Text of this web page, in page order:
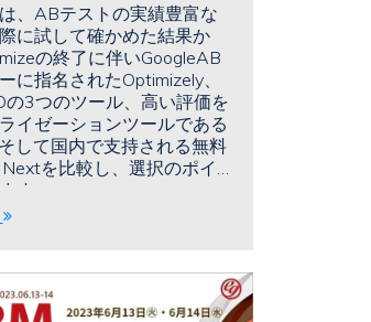
、ABテストの実績豊富な
に試して確かめた結果か
の終了に伴いGoogleAB
に指名されたOptimizely、
3つのツール、高い評価を
イゼーションツールである
して国内で支持される無料
を比較し、選択のポイ
す。